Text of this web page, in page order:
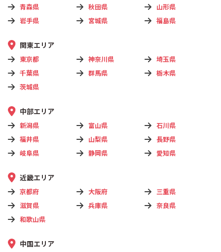
青森県 秋田県
山形県
岩手県
宮城県 福島県
関東エリア
東京都 神奈川県
埼玉県
千葉県
群馬県
栃木県
茨城県
中部エリア
新潟県 富山県
石川県
福井県
山梨県
長野県
岐阜県
静岡県 愛知県
近畿エリア
京都府 大阪府
三重県
滋賀県
兵庫県
奈良県
和歌山県
中国エリア